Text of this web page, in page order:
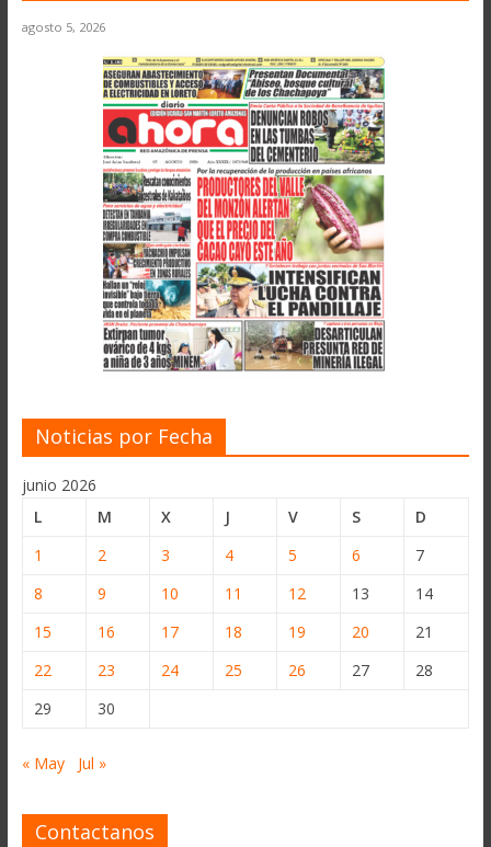
agosto 5, 2026
Noticias por Fecha
junio 2026
L
M X J V S
D
1
2 3 4 5 6
7
8
9 10 11 12 13
14
15
16 17 18 19 20
21
22
23 24 25 26 27
28
29
30
« May Jul »
Contactanos